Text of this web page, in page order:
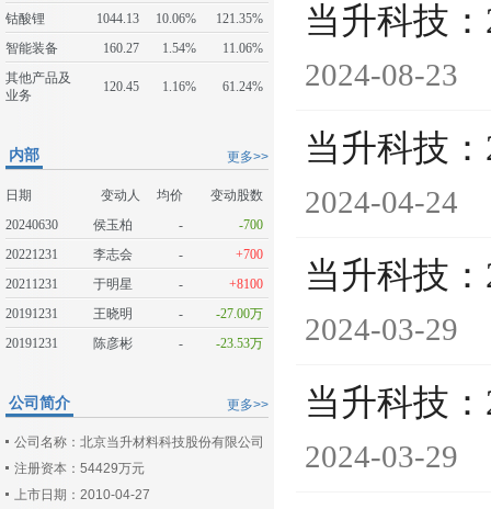
钴酸锂 1044.13 10.06%
121.35%
智能装备
160.27 1.54%
11.06%
其他产品及
业务
120.45 1.16% 61.24%
更多>>
内部
日期 变动人 均价
变动股数
20240630
侯玉柏 -
-700
20221231
李志会 -
+700
20211231
于明星 -
+8100
20191231
王晓明 -
-27.00万
20191231
陈彦彬 - -23.53万
更多>>
公司简介
公司名称：北京当升材料科技股份有限公司
注册资本：54429万元
上市日期：2010-04-27
当升科技
2024-08-23
当升科技
2024-04-24
当升科技
2024-03-29
当升科技
2024-03-29